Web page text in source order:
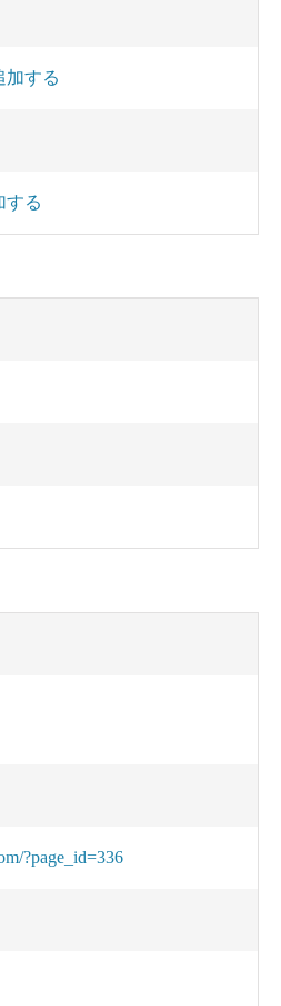
。江戸川散歩の帰りに、
と思います。
加する
する
?page_id=336